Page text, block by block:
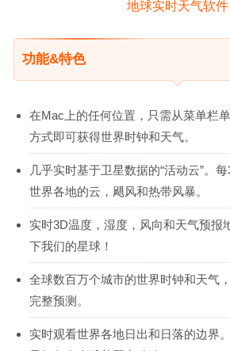
功能&特色
在Mac上的任何位置，只需从菜单栏
方式即可获得世界时钟和天气。
几乎实时基于卫星数据的“活动云”。
世界各地的云，飓风和热带风暴。
实时3D温度，湿度，风向和天气预报
下我们的星球！
全球数百万个城市的世界时钟和天气
完整预测。
实时观看世界各地日出和日落的边界